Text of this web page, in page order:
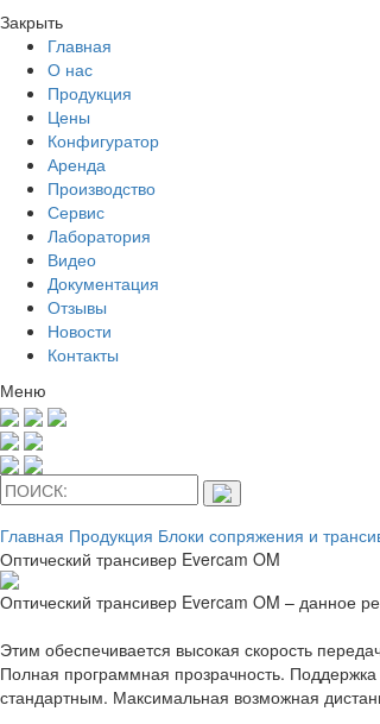
Закрыть
Главная
О нас
Продукция
Цены
Конфигуратор
Аренда
Производство
Сервис
Лаборатория
Видео
Документация
Отзывы
Новости
Контакты
Меню
Главная Продукция Блоки сопряжения и
Оптический трансивер Evercam OM
Оптический трансивер Evercam OM – данное
Этим обеспечивается высокая скорость
Полная программная прозрачность.
стандартным. Максимальная возможная